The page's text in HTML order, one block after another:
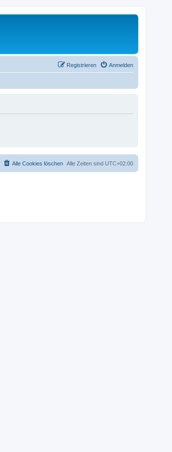
Anmelden
Registrieren
Alle Zeiten sind UTC+02:00
Alle Cookies löschen